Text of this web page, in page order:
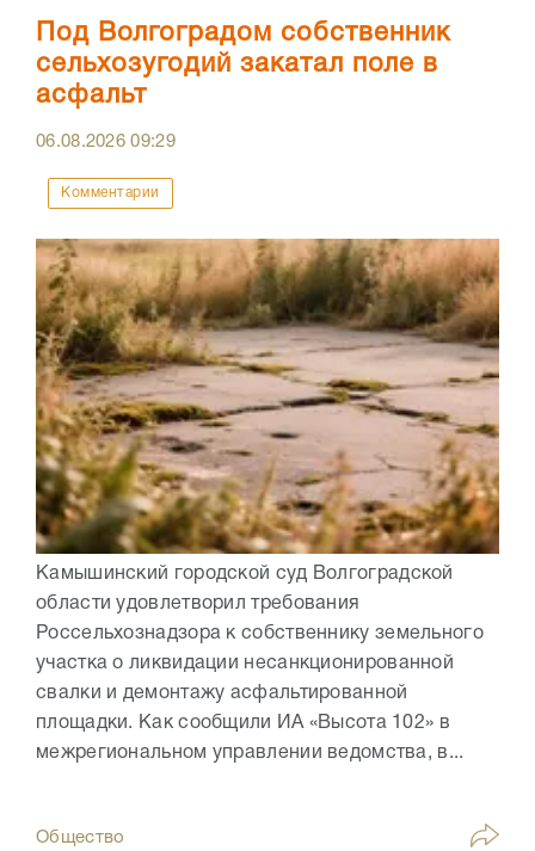
Под Волгоградом собственник
сельхозугодий закатал поле в
асфальт
06.08.202609:29
Комментарии
Камышинский городской суд Волгоградской
области удовлетворил требования
Россельхознадзора к собственнику земельного
участка о ликвидации несанкционированной
свалки и демонтажу асфальтированной
площадки. Как сообщили ИА «Высота 102» в
межрегиональном управлении ведомства, в...
Общество